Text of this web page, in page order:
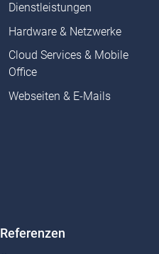
Dienstleistungen
Hardware & Netzwerke
Cloud Services & Mobile
Office
Webseiten & E-Mails
Referenzen